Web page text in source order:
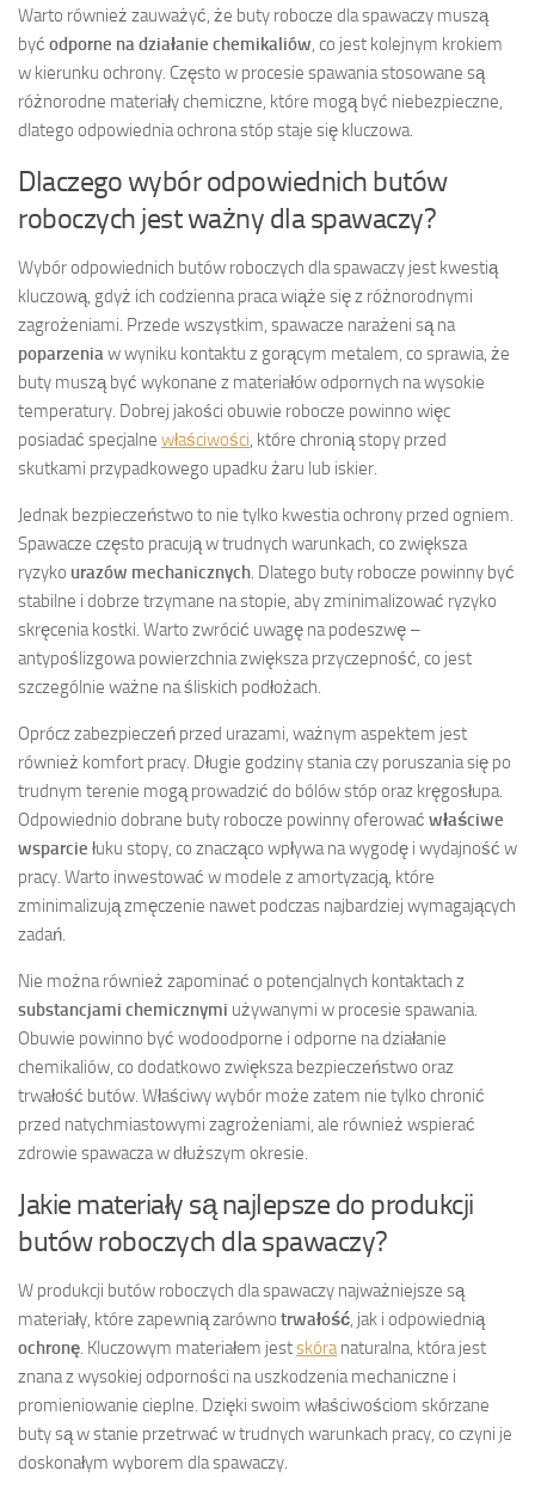
Warto również zauważyć, że buty robocze dla spawaczy muszą
być odporne na działanie chemikaliów, co jest kolejnym krokiem
w kierunku ochrony. Często w procesie spawania stosowane są
różnorodne materiały chemiczne, które mogą być niebezpieczne,
dlatego odpowiednia ochrona stóp staje się kluczowa.
Dlaczego wybór odpowiednich butów
roboczych jest ważny dla spawaczy?
Wybór odpowiednich butów roboczych dla spawaczy jest kwestią
kluczową, gdyż ich codzienna praca wiąże się z różnorodnymi
zagrożeniami. Przede wszystkim, spawacze narażeni są na
poparzeniaw wyniku kontaktu z gorącym metalem, co sprawia, że
buty muszą być wykonane z materiałów odpornych na wysokie
temperatury. Dobrej jakości obuwie robocze powinno więc
posiadać specjalne właściwości, które chronią stopy przed
skutkami przypadkowego upadku żaru lub iskier.
Jednak bezpieczeństwo to nie tylko kwestia ochrony przed ogniem.
Spawacze często pracują w trudnych warunkach, co zwiększa
ryzyko urazów mechanicznych. Dlatego buty robocze powinny być
stabilne i dobrze trzymane na stopie, aby zminimalizować ryzyko
skręcenia kostki. Warto zwrócić uwagę na podeszwę –
antypoślizgowa powierzchnia zwiększa przyczepność, co jest
szczególnie ważne na śliskich podłożach.
Oprócz zabezpieczeń przed urazami, ważnym aspektem jest
również komfort pracy. Długie godziny stania czy poruszania się po
trudnym terenie mogą prowadzić do bólów stóp oraz kręgosłupa.
Odpowiednio dobrane buty robocze powinny oferować właściwe
wsparcie łuku stopy, co znacząco wpływa na wygodę i wydajność w
pracy. Warto inwestować w modele z amortyzacją, które
zminimalizują zmęczenie nawet podczas najbardziej wymagających
zadań.
Nie można również zapominać o potencjalnych kontaktach z
substancjami chemicznymi używanymi w procesie spawania.
Obuwie powinno być wodoodporne i odporne na działanie
chemikaliów, co dodatkowo zwiększa bezpieczeństwo oraz
trwałość butów. Właściwy wybór może zatem nie tylko chronić
przed natychmiastowymi zagrożeniami, ale również wspierać
zdrowie spawacza w dłuższym okresie.
Jakie materiały są najlepsze do produkcji
butów roboczych dla spawaczy?
W produkcji butów roboczych dla spawaczy najważniejsze są
materiały, które zapewnią zarówno trwałość, jak i odpowiednią
ochronę. Kluczowym materiałem jestskóranaturalna, która jest
znana z wysokiej odporności na uszkodzenia mechaniczne i
promieniowanie cieplne. Dzięki swoim właściwościom skórzane
buty są w stanie przetrwać w trudnych warunkach pracy, co czyni je
doskonałym wyborem dla spawaczy.